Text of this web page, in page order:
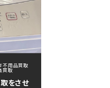
不用品買取
買取
をさせ